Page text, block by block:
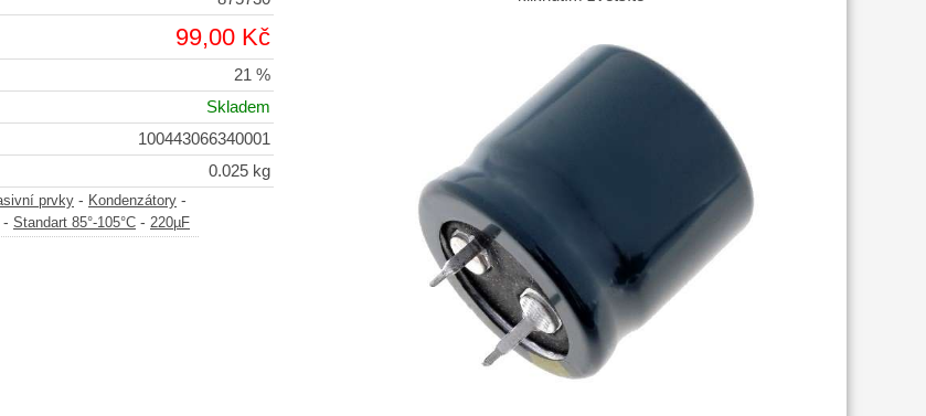
99,00 Kč
21 %
Skladem
100443066340001
0.025 kg
prvky - Kondenzátory -
- Standart 85°-105°C - 220µF